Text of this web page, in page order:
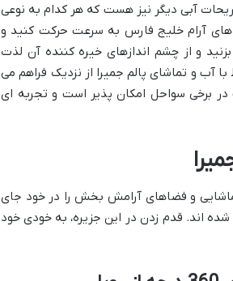
آبی دیگر نیز هست که هر کدام به نوعی
آرام خلیج فارس به سرعت حرکت کنید و
و از چشم اندازهای خیره کننده آن لذت
با آب و تماشای پالم جمیرا از نزدیک فراهم می
در برخی سواحل امکان پذیر است و تجربه ای
تماشایی و فضاهای آرامش بخش را در خود جای
اند. قدم زدن در این جزیره، به خودی خود